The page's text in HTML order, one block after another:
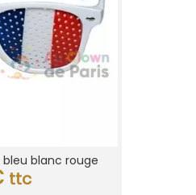
blanc rouge
ttc